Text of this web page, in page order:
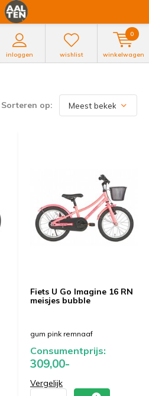
inloggen wishlist winkelwagen
0
Sorteren op:
Fiets U Go Imagine 16 RN
meisjes bubble
gum pink remnaaf
Consumentprijs:
309,00-
Vergelijk